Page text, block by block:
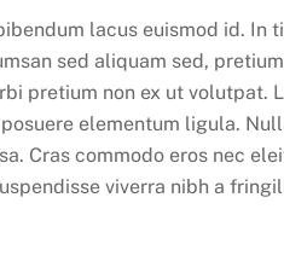
lacus euismod id. In
sed aliquam sed,
pretium non ex ut volutpat.
elementum ligula.
Cras commodo eros nec
viverra nibh a